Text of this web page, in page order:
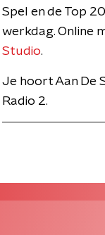
Spel en de Top
werkdag. Online
Studio.
Je hoort Aan De
Radio 2.